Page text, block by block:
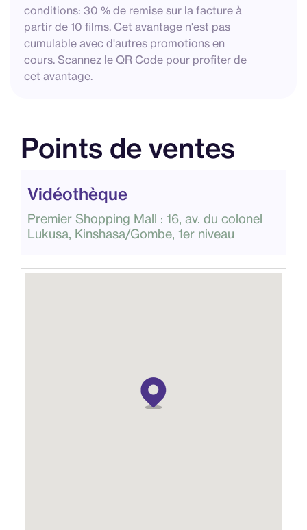
conditions: 30 % de remise sur la facture à
partir de 10 films. Cet avantage n'est pas
cumulable avec d'autres promotions en
cours. Scannez le QR Code pour profiter de
cet avantage.
Points de ventes
Vidéothèque
Premier Shopping Mall : 16, av. du colonel
Lukusa, Kinshasa/Gombe, 1er niveau